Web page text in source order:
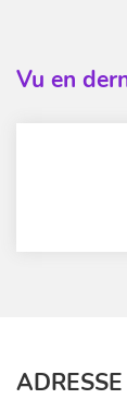
Vu en
ADRESSE